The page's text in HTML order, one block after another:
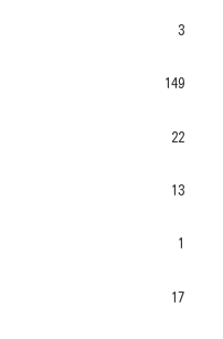
3
149
22
13
1
17